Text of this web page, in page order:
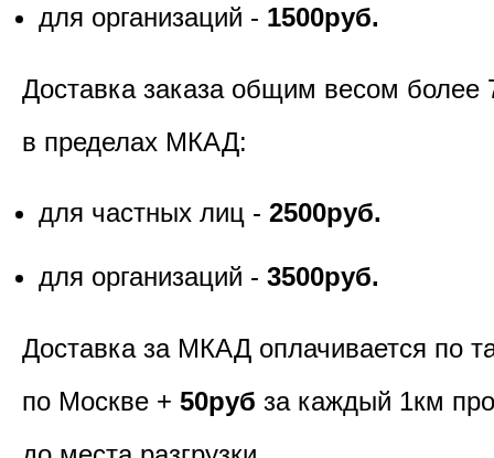
для организаций - 1500руб.
Доставка заказа общим весом более
в пределах МКАД:
для частных лиц - 2500руб.
для организаций - 3500руб.
Доставка за МКАД оплачивается по
по Москве + 50руб за каждый 1км